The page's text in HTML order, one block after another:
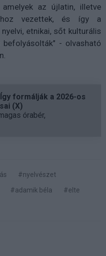
az újlatin, illetve
vezettek, és így a
etnikai, sőt kulturális
- olvasható
formálják a 2026-os
(X)
órabér,
#nyelvészet
#adamik béla
#elte